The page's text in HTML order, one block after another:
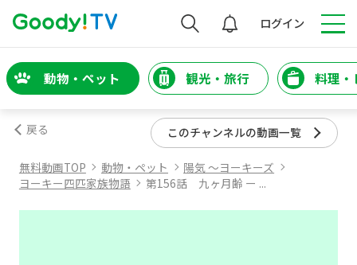
検索 ログイン
動物・ペット 観光・旅行 料理・
戻る このチャンネルの動画一覧
無料動画TOP 動物・ペット
陽気 ～ヨーキーズ
ヨーキー四匹家族物語
第156話 九ヶ月齢 ー ...